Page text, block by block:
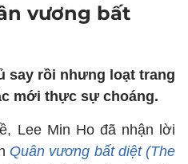
vương bất
say rồi nhưng loạt trang
mới thực sự choáng.
Lee Min Ho đã nhận lời
Quân vương bất diệt (The